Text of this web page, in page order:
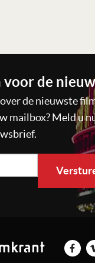
voor de
de nieuwste
mailbox? Meld u